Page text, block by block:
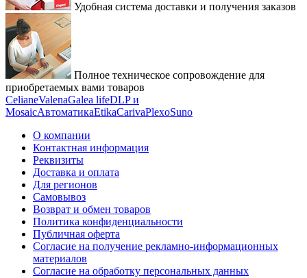
Удобная система доставки и получения заказов
Полное техническое сопровождение для
приобретаемых вами товаров
CelianeValenaGalea lifeDLP и
MosaicАвтоматикаEtikaCarivaPlexoSuno
О компании
Контактная информация
Реквизиты
Доставка и оплата
Для регионов
Самовывоз
Возврат и обмен товаров
Политика конфиденциальности
Публичная оферта
Согласие на получение рекламно-информационных
материалов
Согласие на обработку персональных данных